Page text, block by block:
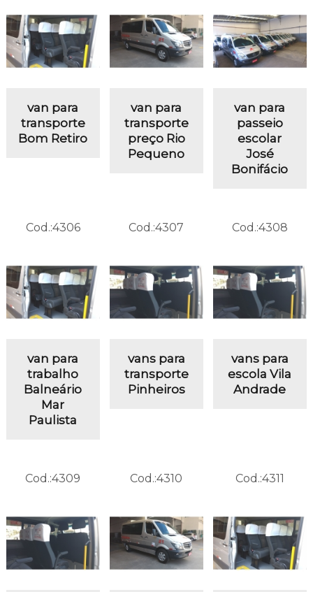
van para
transporte
Bom Retiro
van para
transporte
preço Rio
Pequeno
van para
passeio
escolar
José
Bonifácio
Cod.:4306
van para
trabalho
Balneário
Mar
Paulista
Cod.:4307
vans para
transporte
Pinheiros
Cod.:4308
vans para
escola Vila
Andrade
Cod.:4309 Cod.:4310 Cod.:4311